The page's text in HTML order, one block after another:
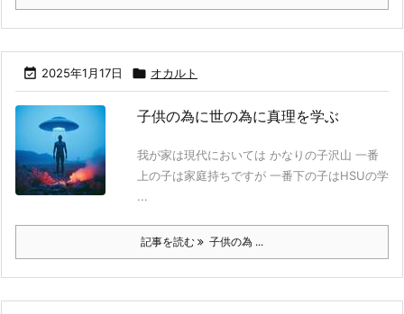
 2025年1月17日  オカルト
子供の為に世の為に真理を学ぶ
我が家は現代においては かなりの子沢山 一番
上の子は家庭持ちですが 一番下の子はHSUの学
...
記事を読む 子供の為 ...